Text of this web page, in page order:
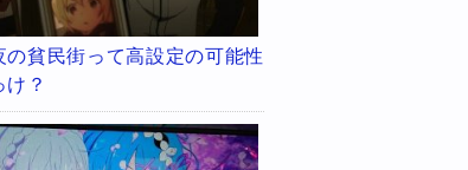
の貧民街って高設定の可能性
？